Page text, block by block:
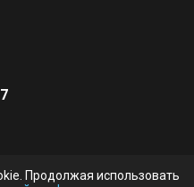
Продолжая использовать